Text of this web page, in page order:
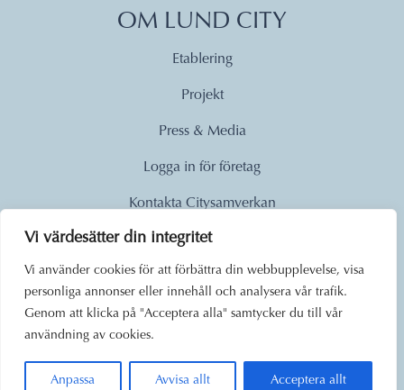
Vi värdesätter din integritet
Vi använder cookies för att förbättra din webbupplevelse, visa
personliga annonser eller innehåll och analysera vår trafik.
Genom att klicka på "Acceptera alla" samtycker du till vår
användning av cookies.
Anpassa Avvisa allt Acceptera allt
OM LUND CITY
Etablering
Projekt
Press & Media
Logga in för företag
Kontakta Citysamverkan
Lund City. Alla rättigheter
förbehållna.